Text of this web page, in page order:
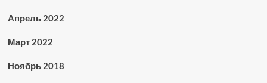
Апрель 2022
Март 2022
Ноябрь 2018